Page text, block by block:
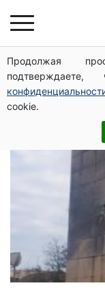
Продолжая
cookie.